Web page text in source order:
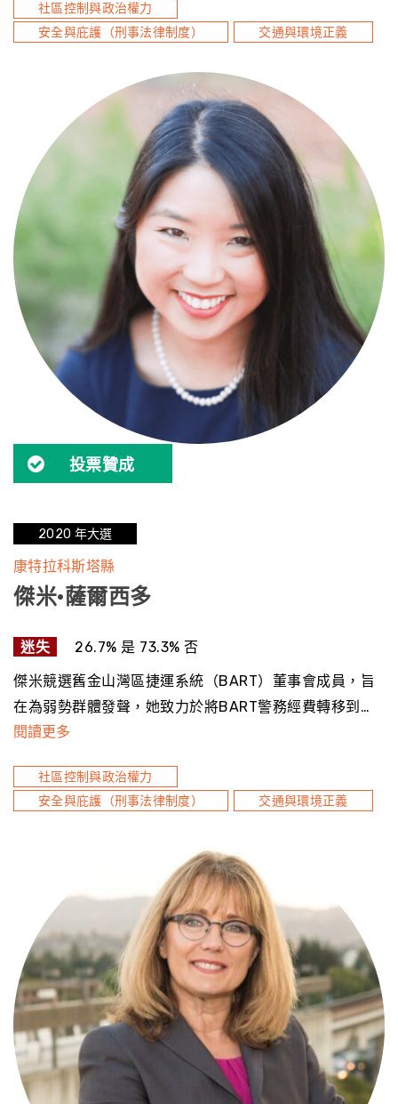
社區控制與政治權力
安全與庇護（刑事法律制度）
交通與環境正義
投票贊成
2020 年大選
康特拉科斯塔縣
傑米·薩爾西多
迷失 26.7% 是 73.3% 否
傑米競選舊金山灣區捷運系統（BART）董事會成員，旨
在為弱勢群體發聲，她致力於將BART警務經費轉移到…
閱讀更多
社區控制與政治權力
安全與庇護（刑事法律制度）
交通與環境正義